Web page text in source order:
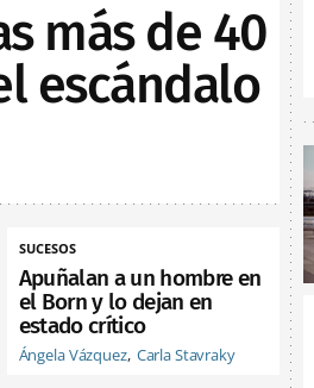
más de 40
escándalo
SUCESOS
Apuñalan a un hombre en
el Born y lo dejan en
estado crítico
Ángela Vázquez Carla Stavraky